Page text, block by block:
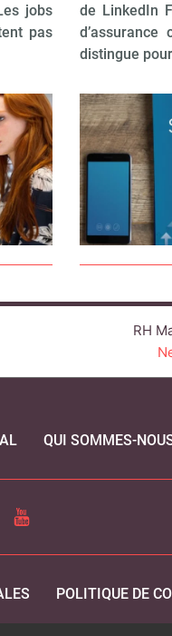
jobs
pas
de LinkedIn
d’assurance
distingue
RH
QUI SOMMES-
YOUTUBE
POLITIQUE DE